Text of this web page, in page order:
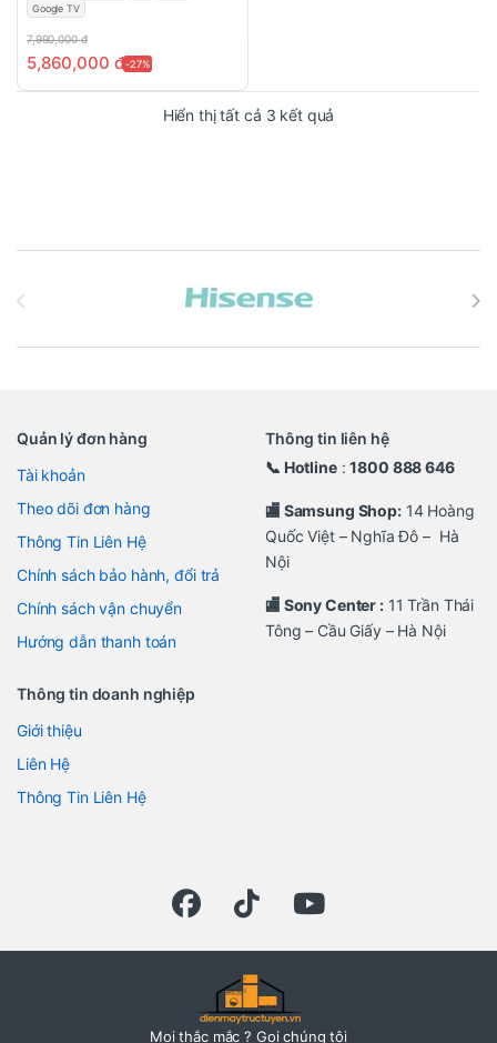
Google TV
7,990,000đ
5,860,000 đ-27%
Hiển thị tất cả 3 kết quả
Quản lý đơn hàng
Tài khoản
Theo dõi đơn hàng
Thông Tin Liên Hệ
Chính sách bảo hành, đổi trả
Chính sách vận chuyển
Hướng dẫn thanh toán
Thông tin liên hệ
📞 Hotline:1800 888 646
🏬 Samsung Shop:14 Hoàng
Quốc Việt – Nghĩa Đô – Hà
Nội
🏬 Sony Center :11 Trần Thái
Tông – Cầu Giấy – Hà Nội
Thông tin doanh nghiệp
Giới thiệu
Liên Hệ
Thông Tin Liên Hệ
Mọi thắc mắc ? Gọi chúng tôi